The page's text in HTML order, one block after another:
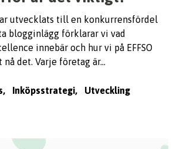
utvecklats till en konkurrensfördel
blogginlägg förklarar vi vad
innebär och hur vi på EFFSO
nå det. Varje företag är…
inköpsstrategi,
utveckling